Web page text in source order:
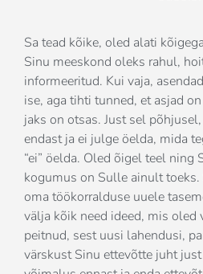
Sa tead kõike, oled alati
Sinu meeskond oleks rahul,
informeeritud. Kui vaja,
ise, aga tihti tunned, et asjad
jaks on otsas. Just sel
endast ja ei julge öelda, mida
“ei” öelda. Oled õigel teel ning
kogumus on Sulle ainult
oma töökorralduse uuele
välja kõik need ideed, mis oled
peitnud, sest uusi lahendusi,
värskust Sinu ettevõtte juht